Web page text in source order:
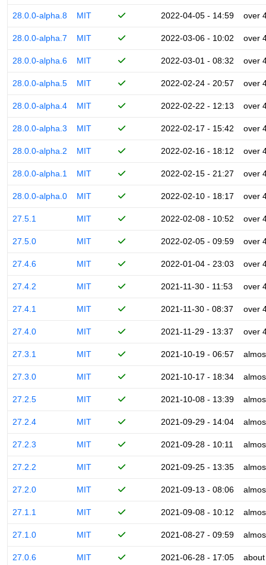
28.0.0-alpha.8 MIT 2022-04-05 - 14:59 over
28.0.0-alpha.7 MIT 2022-03-06 - 10:02 over
28.0.0-alpha.6 MIT 2022-03-01 - 08:32 over
28.0.0-alpha.5 MIT 2022-02-24 - 20:57 over
28.0.0-alpha.4 MIT 2022-02-22 - 12:13 over
28.0.0-alpha.3 MIT 2022-02-17 - 15:42 over
28.0.0-alpha.2 MIT 2022-02-16 - 18:12 over
28.0.0-alpha.1 MIT 2022-02-15 - 21:27 over
28.0.0-alpha.0 MIT 2022-02-10 - 18:17 over
27.5.1 MIT 2022-02-08 - 10:52 over
27.5.0 MIT 2022-02-05 - 09:59 over
27.4.6 MIT 2022-01-04 - 23:03 over
27.4.2 MIT 2021-11-30 - 11:53 over
27.4.1 MIT 2021-11-30 - 08:37 over
27.4.0 MIT 2021-11-29 - 13:37 over
27.3.1 MIT 2021-10-19 - 06:57
27.3.0 MIT 2021-10-17 - 18:34
27.2.5 MIT 2021-10-08 - 13:39
27.2.4 MIT 2021-09-29 - 14:04
27.2.3 MIT 2021-09-28 - 10:11
27.2.2 MIT 2021-09-25 - 13:35
27.2.0 MIT 2021-09-13 - 08:06
27.1.1 MIT 2021-09-08 - 10:12
27.1.0 MIT 2021-08-27 - 09:59
27.0.6 MIT 2021-06-28 - 17:05